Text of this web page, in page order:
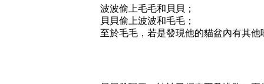
波波偷上毛毛和貝貝；
貝貝偷上波波和毛毛；
至於毛毛，若是發現他的貓盆內有其